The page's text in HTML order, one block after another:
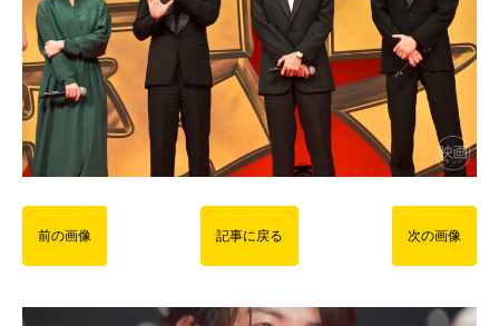
前の画像 記事に戻る 次の画像